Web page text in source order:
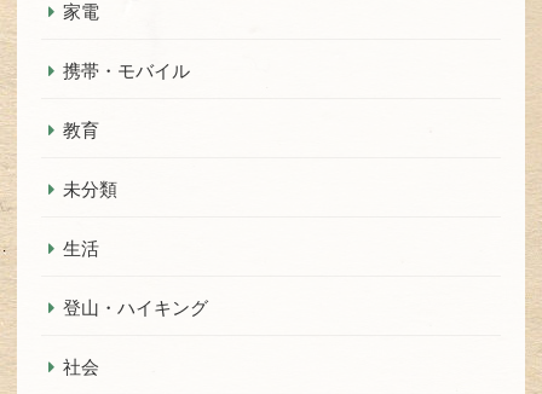
家電
携帯・モバイル
教育
未分類
生活
登山・ハイキング
社会